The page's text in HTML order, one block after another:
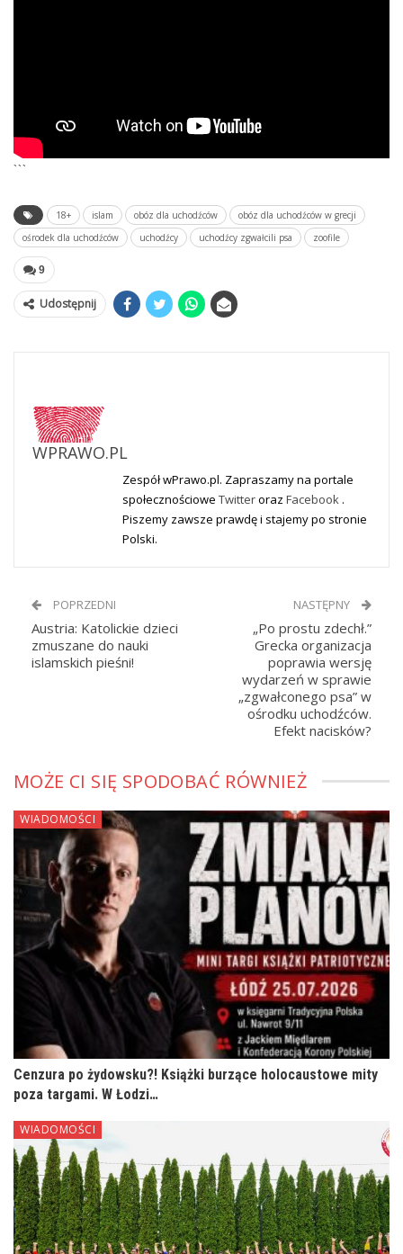
```
18+ islam obóz dla uchodźców
obóz dla uchodźców w grecji
ośrodek dla uchodźców
uchodźcy uchodźcy zgwałcili psa zoofile
9
Udostępnij
WPRAWO.PL
Zespół wPrawo.pl. Zapraszamy na portale
społecznościowe Twitteroraz Facebook .
Piszemy zawsze prawdę i stajemy po stronie
Polski.
POPRZEDNI
Austria: Katolickie dzieci
zmuszane do nauki
islamskich pieśni!
NASTĘPNY
„Po prostu zdechł.”
Grecka organizacja
poprawia wersję
wydarzeń w sprawie
„zgwałconego psa” w
ośrodku uchodźców.
Efekt nacisków?
MOŻE CI SIĘ SPODOBAĆ RÓWNIEŻ
WIADOMOŚCI
Cenzura po żydowsku?! Książki burzące holocaustowe mity
poza targami. W Łodzi…
WIADOMOŚCI